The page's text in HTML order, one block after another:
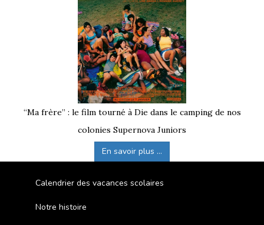
“Ma frère” : le film tourné à Die dans le camping de nos
colonies Supernova Juniors
En savoir plus ...
Calendrier des vacances scolaires
Notre histoire